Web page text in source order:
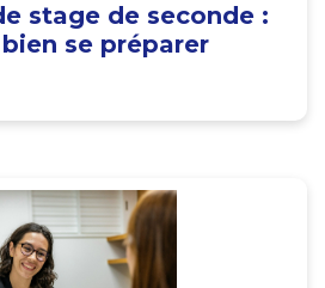
stage de seconde :
se préparer